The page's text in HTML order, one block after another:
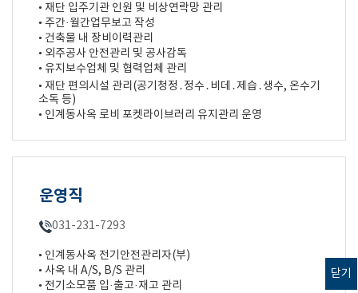
닫기
• 재단 입주기관 인원 및 비상연락망 관리
• 주간·월간업무보고 작성
• 건축물 내 장비이력관리
• 외주공사 안전관리 및 공사감독
• 유지보수업체 및 협력업체 관리
• 재단 편의시설 관리(공기청정․정수․비데․제습․생수, 온수기
소독 등)
• 인계동사옥 로비 포켓라이브러리 유지관리 운영
운영직
031-231-7293
• 인계동사옥 전기안전관리자(부)
• 사옥 내 A/S, B/S 관리
• 전기소모품 입·출고·재고 관리